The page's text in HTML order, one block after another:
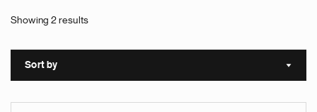
Showing 2 results
Sort by Sort